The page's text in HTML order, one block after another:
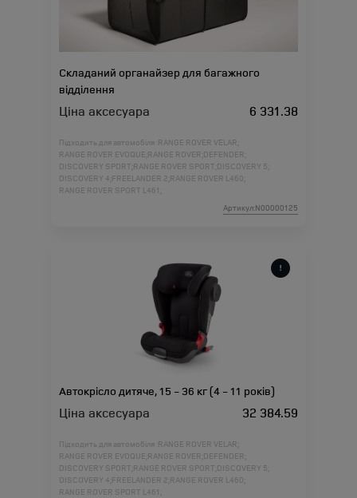
Складаний органайзер для багажного
відділення
Ціна аксесуара 6 331.38
Підходить для автомобіля : RANGE ROVER VELAR;
RANGE ROVER EVOQUE; RANGE ROVER; DEFENDER;
DISCOVERY SPORT; RANGE ROVER SPORT; DISCOVERY 5;
DISCOVERY 4; FREELANDER 2; RANGE ROVER L460;
RANGE ROVER SPORT L461;
Артикул:N00000125
Автокрісло дитяче, 15 - 36 кг (4 - 11 років)
Ціна аксесуара 32 384.59
Підходить для автомобіля : RANGE ROVER VELAR;
RANGE ROVER EVOQUE; RANGE ROVER; DEFENDER;
DISCOVERY SPORT; RANGE ROVER SPORT; DISCOVERY 5;
DISCOVERY 4; FREELANDER 2; RANGE ROVER L460;
RANGE ROVER SPORT L461;